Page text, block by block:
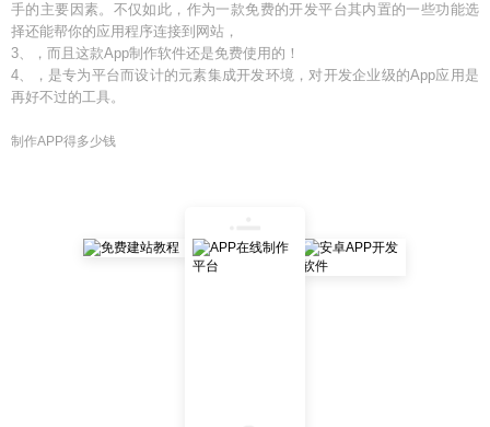
手的主要因素。不仅如此，作为一款免费的开发平台其内置的一些功能选
择还能帮你的应用程序连接到网站，
3、，而且这款App制作软件还是免费使用的！
4、，是专为平台而设计的元素集成开发环境，对开发企业级的App应用是
再好不过的工具。
制作APP得多少钱